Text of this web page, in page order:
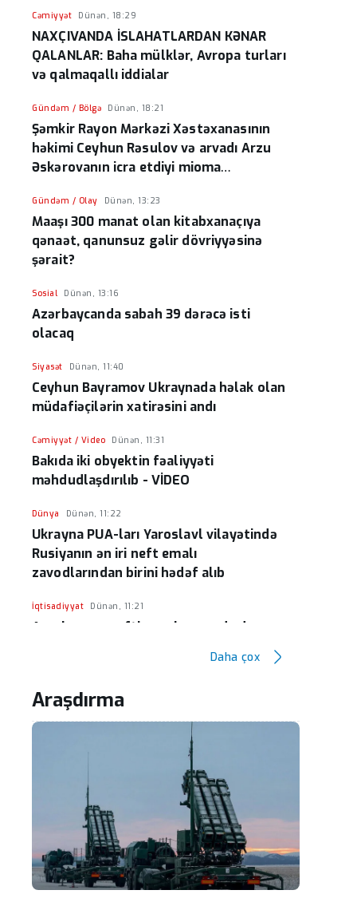
Cəmiyyət Dünən, 18:29
NAXÇIVANDA İSLAHATLARDAN KƏNAR
QALANLAR: Baha mülklər, Avropa turları
və qalmaqallı iddialar
Gündəm / Bölgə Dünən, 18:21
Şəmkir Rayon Mərkəzi Xəstəxanasının
həkimi Ceyhun Rəsulov və arvadı Arzu
Əskərovanın icra etdiyi mioma
bağlı Şəmkir rayon prokurorluğunda
araşdırma aparılır
Gündəm / Olay Dünən, 13:23
Maaşı 300 manat olan kitabxanaçıya
qənaət, qanunsuz gəlir dövriyyəsinə
şərait?
Sosial Dünən, 13:16
Azərbaycanda sabah 39 dərəcə isti
olacaq
Siyasət Dünən, 11:40
Ceyhun Bayramov Ukraynada həlak olan
müdafiəçilərin xatirəsini andı
Cəmiyyət / Video Dünən, 11:31
Bakıda iki obyektin fəaliyyəti
məhdudlaşdırılıb - VİDEO
Dünya Dünən, 11:22
Ukrayna PUA-ları Yaroslavl vilayətində
Rusiyanın ən iri neft emalı
zavodlarından birini hədəf alıb
İqtisadiyyat Dünən, 11:21
Azərbaycan nefti ucuzlaşmaqda davam
Ceyhun Bayramovun Ukraynaya rəsmi
səfəri başlayıb
Daha çox
Araşdırma